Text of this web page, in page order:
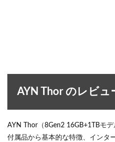
AYN Thor のレビュ
AYN Thor（8Gen2 16GB+1TBモデ
付属品から基本的な特徴、インタ